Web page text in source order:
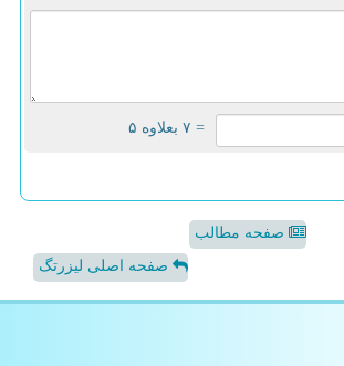
= ۷ بعلاوه ۵
صفحه مطالب
صفحه اصلی لیزرتگ